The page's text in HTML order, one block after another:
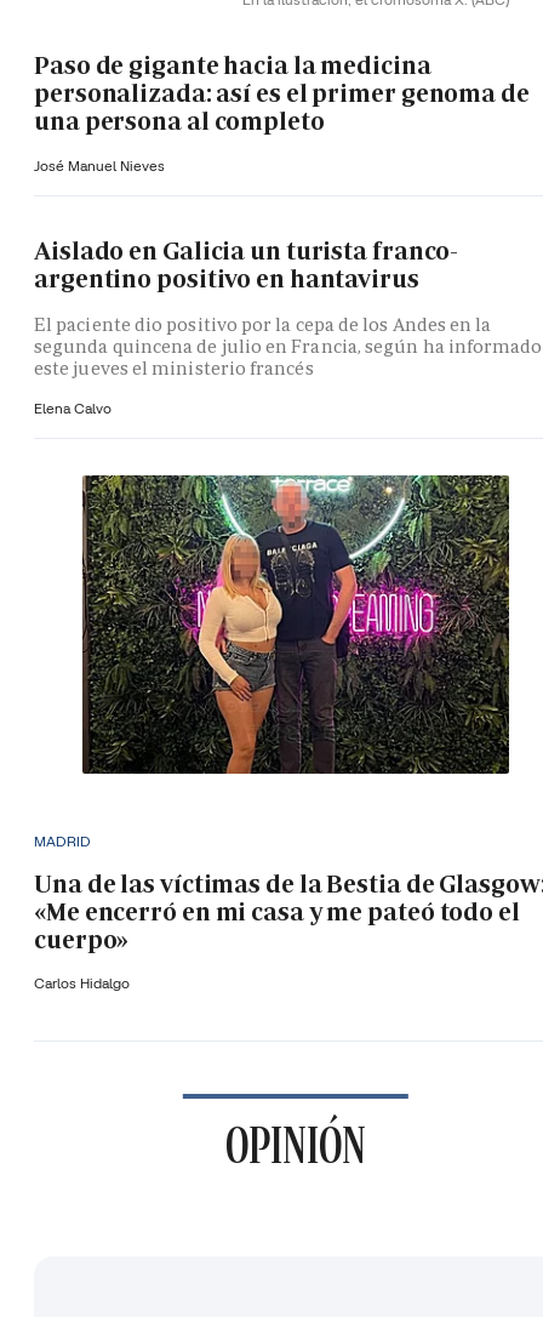
Paso de gigante hacia la medicina
personalizada: así es el primer genoma de
una persona al completo
José Manuel Nieves
Aislado en Galicia un turista franco-
argentino positivo en hantavirus
El paciente dio positivo por la cepa de los Andes en la
segunda quincena de julio en Francia, según ha informado
este jueves el ministerio francés
Elena Calvo
MADRID
Una de las víctimas de la Bestia de
«Me encerró en mi casa y me pateó todo el
cuerpo»
Carlos Hidalgo
OPINIÓN